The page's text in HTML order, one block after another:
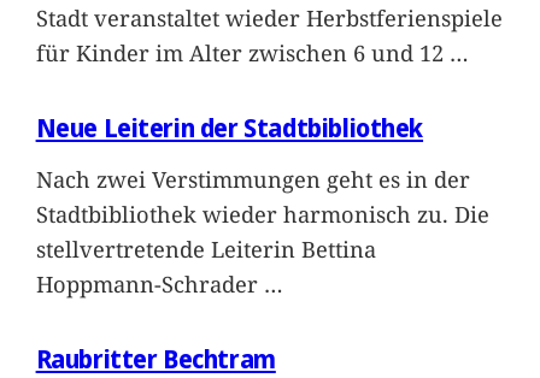
Stadt veranstaltet wieder Herbstferienspiele
für Kinder im Alter zwischen 6 und 12 …
Neue Leiterin der Stadtbibliothek
Nach zwei Verstimmungen geht es in der
Stadtbibliothek wieder harmonisch zu. Die
stellvertretende Leiterin Bettina
Hoppmann-Schrader …
Raubritter Bechtram